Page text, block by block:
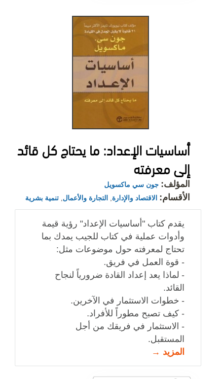
أساسيات الإعداد: ما يحتاج كل قائد
إلى معرفته
المؤلف: جون سي ماكسويل
الأقسام: الاقتصاد والإدارة التجارة والأعمال تنمية بشرية
يقدم كتاب "أساسيات الإعداد" رؤية قيمة
وأدوات عملية في كتاب للجيب يمدك بما
تحتاج لمعرفته حول موضوعات مثل:
- قوة العمل في فريق.
- لماذا يعد إعداد القادة ضرورياً لنجاح
القائد.
- خطوات الاستثمار في الآخرين.
- كيف تصبح مطوراً للأفراد.
- الاستثمار في فريقك من أجل
المستقبل.
المزيد →